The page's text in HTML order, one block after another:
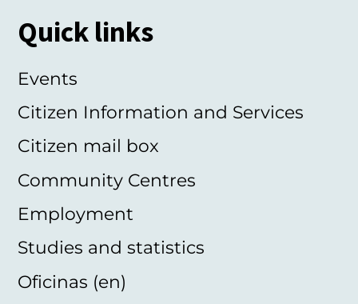
Quick links
Events
Citizen Information and Services
Citizen mail box
Community Centres
Employment
Studies and statistics
Oficinas (en)